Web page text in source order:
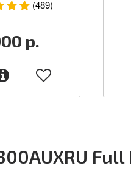
(489)
р.
Full